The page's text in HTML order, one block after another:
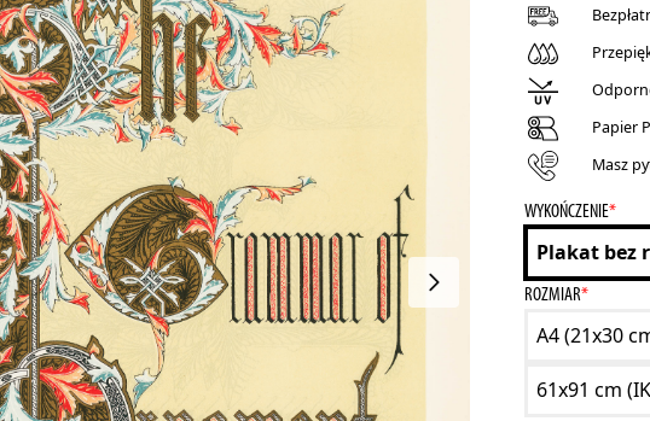
Papier
Masz
*
WYKOŃCZENIE
Plakat bez
*
ROZMIAR
A4 (21x30
61x91 cm